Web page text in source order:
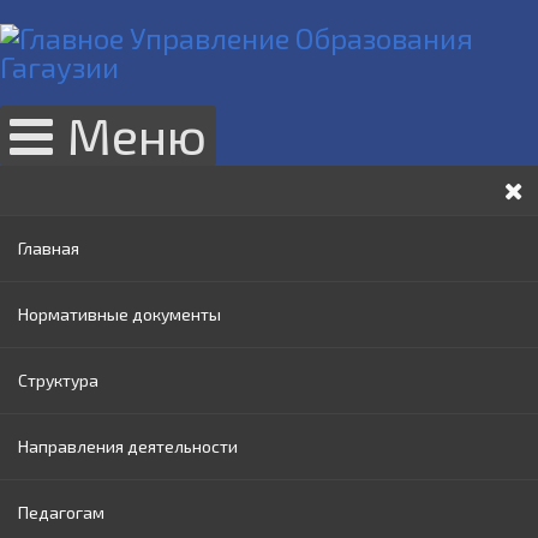
Меню
Главная
Нормативные документы
Законы РМ
Нормативные акты Правительства РМ
Нормативные документы МОИ
Структура
Руководство
Административный совет
Направления деятельности
Раннее образование
Педагогам